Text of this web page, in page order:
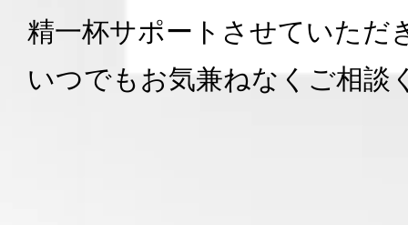
精一杯サポートさせていただ
いつでもお気兼ねなくご相談